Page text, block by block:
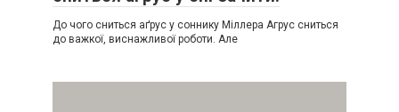
До чого сниться аґрус у соннику Міллера Агрус сниться
до важкої, виснажливої роботи. Але